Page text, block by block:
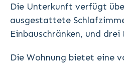
Die Unterkunft verfügt
ausgestattete
Einbauschränken, und drei
Die Wohnung bietet eine